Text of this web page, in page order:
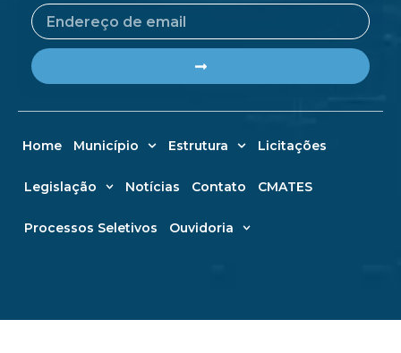
Email
Home Município Estrutura Licitações
Legislação Notícias Contato CMATES
Processos Seletivos Ouvidoria